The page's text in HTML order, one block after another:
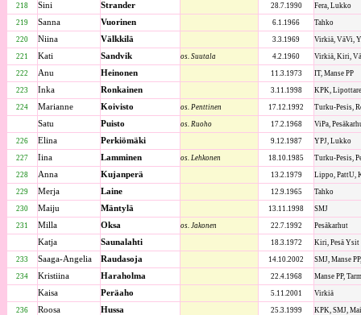
218 Sini Strander 28.7.1990 Fera, Lukko
219 Sanna Vuorinen 6.1.1966 Tahko
220 Niina Välkkilä 3.3.1969 Virkiä, VäVi,
221 Kati Sandvik os. Suutala 4.2.1960 Virkiä, Kiri,
222 Anu Heinonen 11.3.1973 IT, Manse PP
223 Inka Ronkainen 3.11.1998 KPK,
224 Marianne Koivisto os. Penttinen 17.12.1992 Turku-Pesis,
Satu Puisto os. Ruoho 17.2.1968 ViPa,
226 Elina Perkiömäki 9.12.1987 YPJ, Lukko
227 Iina Lamminen os. Lehkonen 18.10.1985 Turku-Pesis,
228 Anna Kujanperä 13.2.1979 Lippo, PattU,
229 Merja Laine 12.9.1965 Tahko
230 Maiju Mäntylä 13.11.1998 SMJ
231 Milla Oksa os. Jakonen 22.7.1992 Pesäkarhut
Katja Saunalahti 18.3.1972 Kiri, Pesä Ysit
233 Saaga-Angelia Raudasoja 14.10.2002 SMJ, Manse
234 Kristiina Haraholma 22.4.1968 Manse PP,
Kaisa Peräaho 5.11.2001 Virkiä
236 Roosa Hussa 25.3.1999 KPK, SMJ,